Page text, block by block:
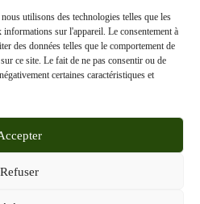
utilisons des technologies telles que les
sur l'appareil. Le consentement à
des données telles que le comportement de
ce site. Le fait de ne pas consentir ou de
certaines caractéristiques et
Refuser
d'aide ?